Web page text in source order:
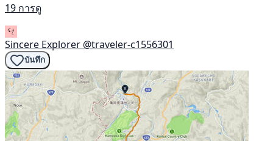
19 การดู
Sincere Explorer @traveler-c1556301
บันทึก